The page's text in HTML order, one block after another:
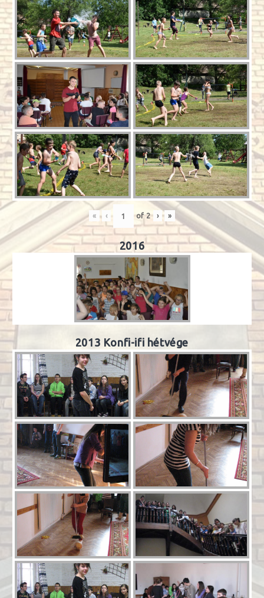
« ‹ of2 › »
2016
2013 Konfi-ifi hétvége